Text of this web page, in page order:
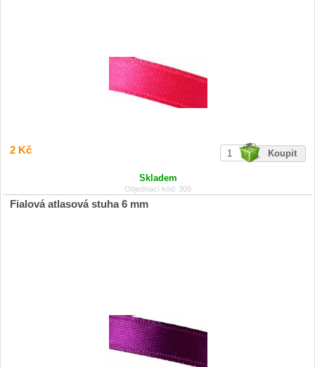
2 Kč
Skladem
Objednací kód: 309
Fialová atlasová stuha 6 mm